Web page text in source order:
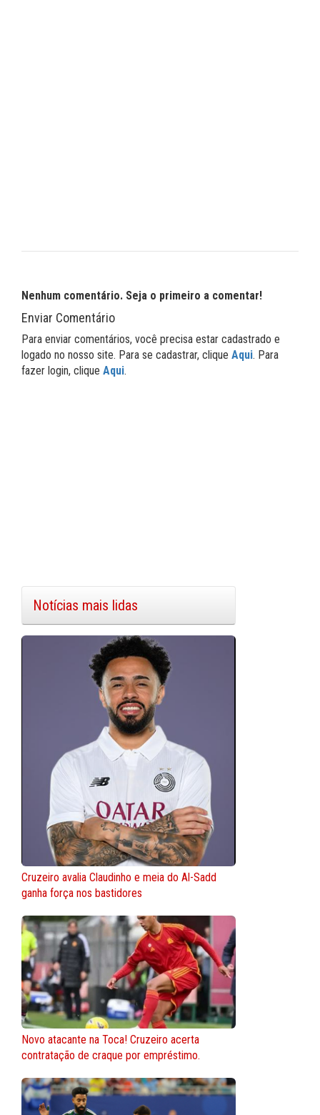
Nenhum comentário. Seja o primeiro a comentar!
Enviar Comentário
Para enviar comentários, você precisa estar cadastrado e
logado no nosso site. Para se cadastrar, clique Aqui. Para
fazer login, clique Aqui.
Notícias mais lidas
Cruzeiro avalia Claudinho e meia do Al-Sadd
ganha força nos bastidores
Novo atacante na Toca! Cruzeiro acerta
contratação de craque por empréstimo.